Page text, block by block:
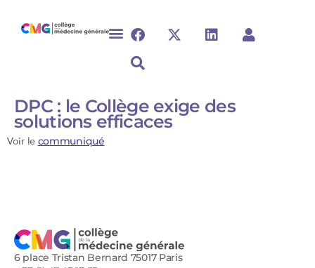
DPC : le Collège exige des
solutions efficaces
Voir le communiqué
6 place Tristan Bernard 75017 Paris